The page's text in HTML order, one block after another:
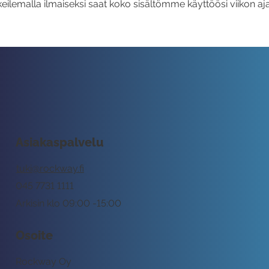
ilmaiseksi saat koko sisältömme käyttöösi viikon
Asiakaspalvelu
tuki@rockway.fi
Arkisin klo 09:00 -15:00
045 7731 1111
Osoite
Rockway Oy